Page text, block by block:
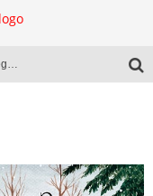
El libro en la mira de la desregulación